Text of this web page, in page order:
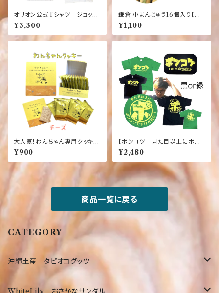
オリオン公式Tシャツ ジョッキ
ロゴ 白×赤 黒×金【お土産】
【沖縄】【定番】【大人気】【Orio
n】【ホワイト】【レッド】【ブラッ
¥3,300
鎌倉 小まんじゅう16個入り【湘
南】【江の島】【海】【お土産】
¥1,100
大人気！わんちゃん専用クッキー
【チーズ味】【犬】【おやつ】ワンち
ゃんへ～人もワンちゃんも食べ
れるクッキー【10枚入り】【国産】
【健康】【ごはん】【ペット】【ドッ
ク】【フード】
¥900
【ポンコツ 見た目以上にポン
コツですがなにか】【緑】【黒】お
もしろ ふざけＴシャツ Usele
ss
¥2,480
商品一覧に戻る
CATEGORY
沖縄土産 タピオコグッツ
沖縄限定Tシャツ
WhiteLily おさかなサンダル